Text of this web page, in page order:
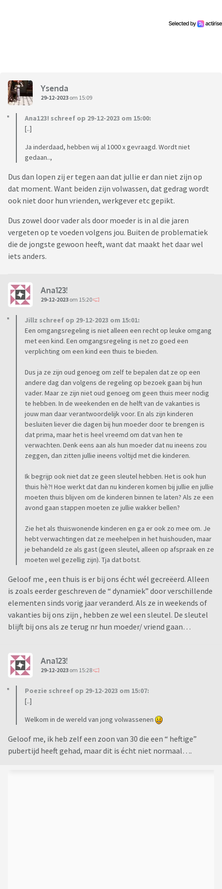
Ysenda
29-12-2023 om 15:09
Ana123! schreef op 29-12-2023 om 15:00:
[..]
Ja inderdaad, hebben wij al 1000 x gevraagd. Wordt niet
gedaan..,
Dus dan lopen zij er tegen aan dat jullie er dan niet zijn op
dat moment. Want beiden zijn volwassen, dat gedrag wordt
ook niet door hun vrienden, werkgever etc gepikt.
Dus zowel door vader als door moeder is in al die jaren
vergeten op te voeden volgens jou. Buiten de problematiek
die de jongste gewoon heeft, want dat maakt het daar wel
iets anders.
Ana123!
29-12-2023 om 15:20
Jillz schreef op 29-12-2023 om 15:01:
Een omgangsregeling is niet alleen een recht op leuke omgang
met een kind. Een omgangsregeling is net zo goed een
verplichting om een kind een thuis te bieden.
Dus ja ze zijn oud genoeg om zelf te bepalen dat ze op een
andere dag dan volgens de regeling op bezoek gaan bij hun
vader. Maar ze zijn niet oud genoeg om geen thuis meer nodig
te hebben. In de weekenden en de helft van de vakanties is
jouw man daar verantwoordelijk voor. En als zijn kinderen
besluiten liever die dagen bij hun moeder door te brengen is
dat prima, maar het is heel vreemd om dat van hen te
verwachten. Denk eens aan als hun moeder dat nu ineens zou
zeggen, dan zitten jullie ineens voltijd met die kinderen.
Ik begrijp ook niet dat ze geen sleutel hebben. Het is ook hun
thuis hè?! Hoe werkt dat dan nu kinderen komen bij jullie en jullie
moeten thuis blijven om de kinderen binnen te laten? Als ze een
avond gaan stappen moeten ze jullie wakker bellen?
Zie het als thuiswonende kinderen en ga er ook zo mee om. Je
hebt verwachtingen dat ze meehelpen in het huishouden, maar
je behandeld ze als gast (geen sleutel, alleen op afspraak en ze
moeten wel gezellig zijn). Tja dat botst.
Geloof me , een thuis is er bij ons écht wél gecreëerd. Alleen
is zoals eerder geschreven de “ dynamiek” door verschillende
elementen sinds vorig jaar veranderd. Als ze in weekends of
vakanties bij ons zijn , hebben ze wel een sleutel. De sleutel
blijft bij ons als ze terug nr hun moeder/ vriend gaan…
Ana123!
29-12-2023 om 15:28
Poezie schreef op 29-12-2023 om 15:07:
[..]
Welkom in de wereld van jong volwassenen
Geloof me, ik heb zelf een zoon van 30 die een “ heftige”
pubertijd heeft gehad, maar dit is écht niet normaal….